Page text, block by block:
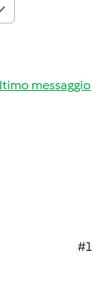
messaggio
#1